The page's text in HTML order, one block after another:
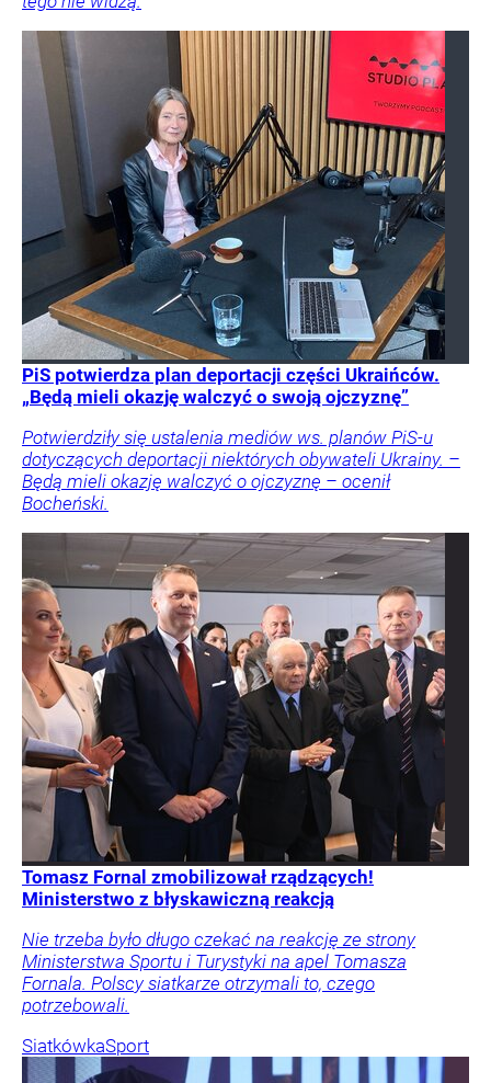
PiS potwierdza plan deportacji części Ukraińców.
„Będą mieli okazję walczyć o swoją ojczyznę”
Potwierdziły się ustalenia mediów ws. planów PiS-u
dotyczących deportacji niektórych obywateli Ukrainy. –
Będą mieli okazję walczyć o ojczyznę – ocenił
Bocheński.
Tomasz Fornal zmobilizował rządzących!
Ministerstwo z błyskawiczną reakcją
Nie trzeba było długo czekać na reakcję ze strony
Ministerstwa Sportu i Turystyki na apel Tomasza
Fornala. Polscy siatkarze otrzymali to, czego
potrzebowali.
SiatkówkaSport